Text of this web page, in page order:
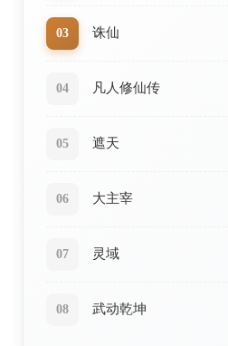
03 诛仙
04 凡人修仙传
05 遮天
06 大主宰
07 灵域
08 武动乾坤